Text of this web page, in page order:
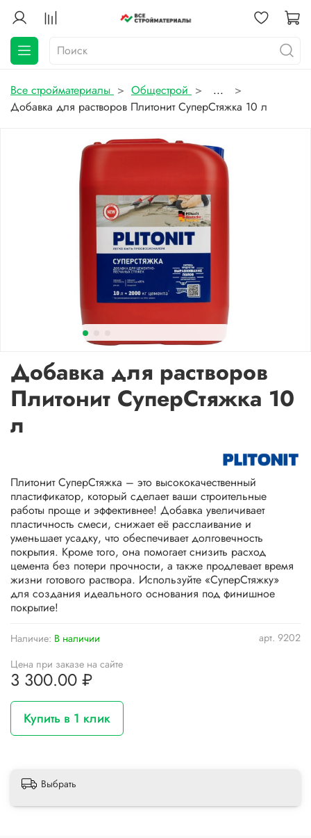
Все стройматериалы Общестрой
...
Добавка для растворов Плитонит СуперСтяжка 10 л
арт. 9202
Наличие: В наличии
Добавка для растворов
Плитонит СуперСтяжка 10
л
Цена при заказе на сайте
3 300.00 ₽
Купить в 1 клик
Плитонит СуперСтяжка – это высококачественный
пластификатор, который сделает ваши строительные
работы проще и эффективнее! Добавка увеличивает
пластичность смеси, снижает её расслаивание и
уменьшает усадку, что обеспечивает долговечность
покрытия. Кроме того, она помогает снизить расход
цемента без потери прочности, а также продлевает время
жизни готового раствора. Используйте «СуперСтяжку»
для создания идеального основания под финишное
покрытие!
Выбрать